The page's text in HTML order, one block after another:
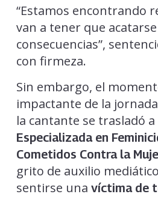
“Estamos encontrando
van a tener que
consecuencias”,
con firmeza.
Sin embargo, el
impactante de la
la cantante se trasladó a
Especializada en
Cometidos Contra la
grito de auxilio
sentirse una víctima de